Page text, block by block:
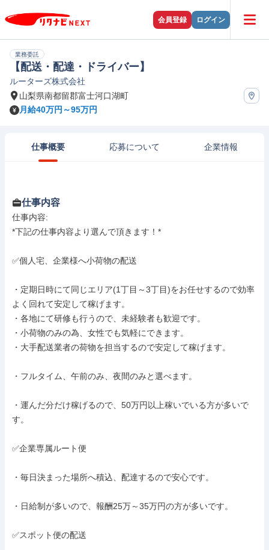
会員登録 ログイン
業務委託
【配送・配達・ドライバー】
ルーターズ株式会社
山梨県南都留郡富士河口湖町
月給40万円～95万円
仕事概要 応募について 企業情報
仕事内容
仕事内容:
*下記の仕事内容より選んで頂きます！*
✅個人宅、企業様へ小荷物の配送
・定期日時にて同じエリア(1丁目～3丁目)をお任せするので効率
よく回れて安定して稼げます。
・各地にて研修も行うので、未経験者も歓迎です。
・小荷物のみの為、女性でも気軽にできます。
・大手配送業者の荷物を担当するので安定して稼げます。
・フルタイム、午前のみ、夜間のみと選べます。
・運んだ分だけ稼げるので、50万円以上稼いでいる方が多いで
す。
✅企業専属ルート便
・毎日決まった場所へ積込、配達するので安心です。
・日給制が多いので、報酬25万～35万円の方が多いです。
✅スポット便の配送